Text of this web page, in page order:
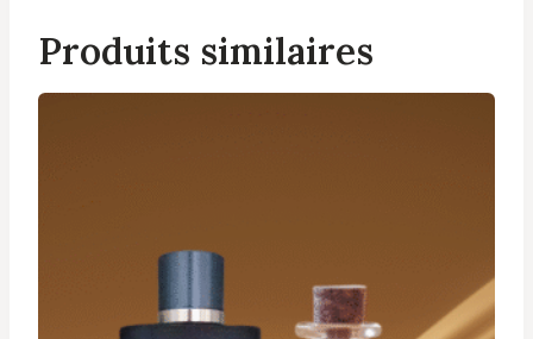
Produits similaires